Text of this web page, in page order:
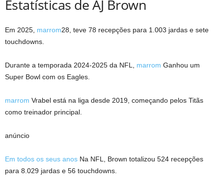
Estatísticas de AJ Brown
Em 2025, marrom28, teve 78 recepções para 1.003 jardas e sete
touchdowns.
Durante a temporada 2024-2025 da NFL, marrom Ganhou um
Super Bowl com os Eagles.
marrom Vrabel está na liga desde 2019, começando pelos Titãs
como treinador principal.
anúncio
Em todos os seus anos Na NFL, Brown totalizou 524 recepções
para 8.029 jardas e 56 touchdowns.